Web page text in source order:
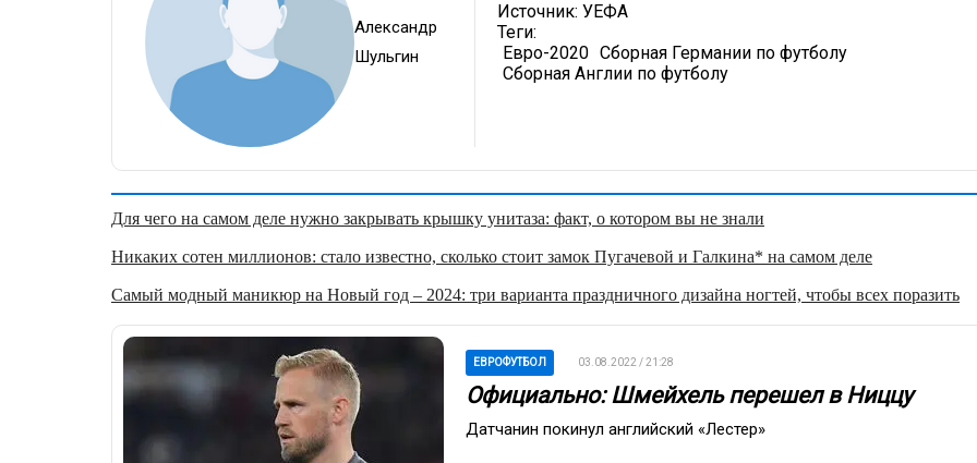
Александр
Шульгин
Источник:УЕФА
Теги:
Евро-2020 Сборная Германии по футболу
Сборная Англии по футболу
Для чего на самом деле нужно закрывать крышку унитаза: факт, о котором вы не знали
Никаких сотен миллионов: стало известно, сколько стоит замок Пугачевой и Галкина* на самом деле
Самый модный маникюр на Новый год – 2024: три варианта праздничного дизайна ногтей, чтобы всех поразить
ЕВРОФУТБОЛ 03.08.2022 / 21:28
Официально: Шмейхель перешел в Ниццу
Датчанин покинул английский «Лестер»